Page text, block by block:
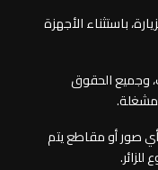
باستثناء الأجهزة
وجميع الحقوق
صور أو مقاطع يتم